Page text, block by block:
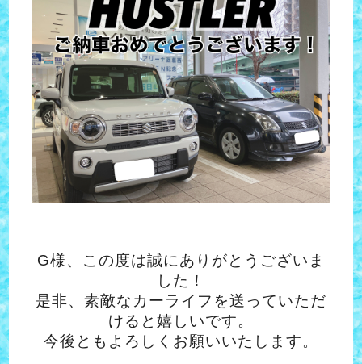
G様、この度は誠にありがとうございま
した！
是非、素敵なカーライフを送っていただ
けると嬉しいです。
今後ともよろしくお願いいたします。